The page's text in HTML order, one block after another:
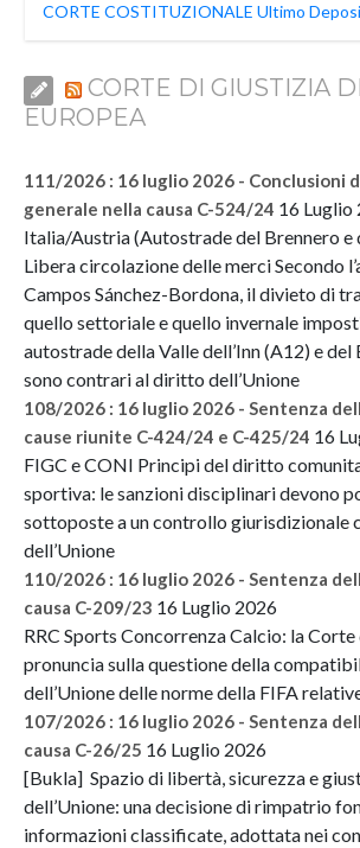
CORTE COSTITUZIONALE Ultimo
CORTE DI GIUSTIZIA
EUROPEA
111/2026 : 16 luglio 2026 - Conclusioni
generale nella causa C-524/24 16 Luglio
Italia/Austria (Autostrade del Brennero e
Libera circolazione delle merci Secondo
Campos Sánchez-Bordona, il divieto di
quello settoriale e quello invernale
autostrade della Valle dell’Inn (A12) e
sono contrari al diritto dell’Unione
108/2026 : 16 luglio 2026 - Sentenza
cause riunite C-424/24 e C-425/24 16
FIGC e CONI Principi del diritto
sportiva: le sanzioni disciplinari devono
sottoposte a un controllo giurisdizionale
dell’Unione
110/2026 : 16 luglio 2026 - Sentenza
causa C-209/23 16 Luglio 2026
RRC Sports Concorrenza Calcio: la
pronuncia sulla questione della
dell’Unione delle norme della FIFA
107/2026 : 16 luglio 2026 - Sentenza
causa C-26/25 16 Luglio 2026
[Bukla] Spazio di libertà, sicurezza e
dell’Unione: una decisione di rimpatrio
informazioni classificate, adottata nei